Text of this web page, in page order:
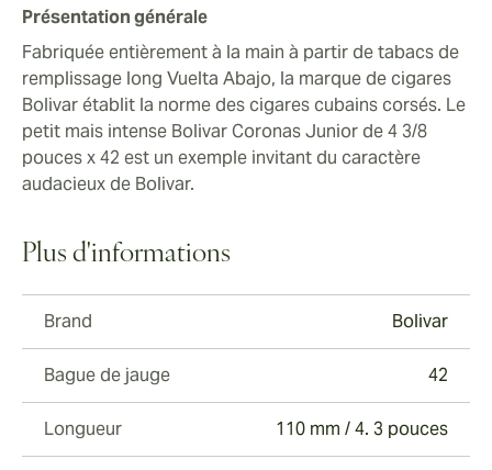
Présentation générale
Fabriquée entièrement à la main à partir de tabacs de
remplissage long Vuelta Abajo, la marque de cigares
Bolivar établit la norme des cigares cubains corsés. Le
petit mais intense Bolivar Coronas Junior de 4 3/8
pouces x 42 est un exemple invitant du caractère
audacieux de Bolivar.
Plus d'informations
Brand Bolivar
Bague de jauge 42
Longueur 110 mm / 4. 3 pouces